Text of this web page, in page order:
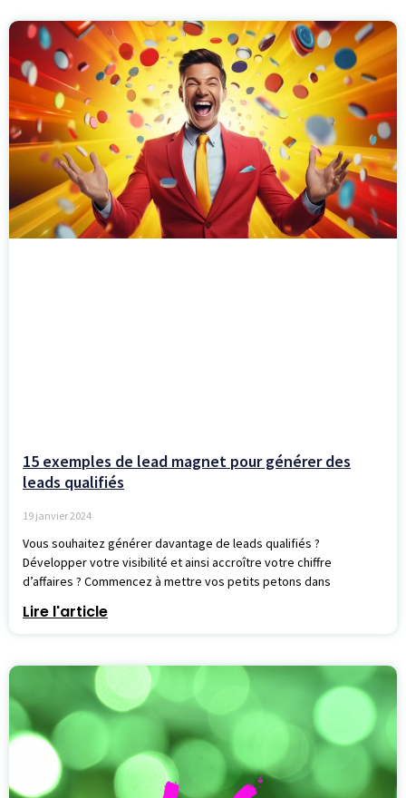
15 exemples de lead magnet pour générer des
leads qualifiés
19 janvier 2024
Vous souhaitez générer davantage de leads qualifiés ?
Développer votre visibilité et ainsi accroître votre chiffre
d’affaires ? Commencez à mettre vos petits petons dans
Lire l'article